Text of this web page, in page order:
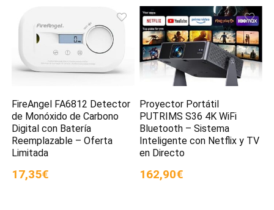
FireAngel FA6812 Detector
de Monóxido de Carbono
Digital con Batería
Reemplazable – Oferta
Limitada
17,35€
Proyector Portátil
PUTRIMS S36 4K WiFi
Bluetooth – Sistema
Inteligente con Netflix y TV
en Directo
162,90€